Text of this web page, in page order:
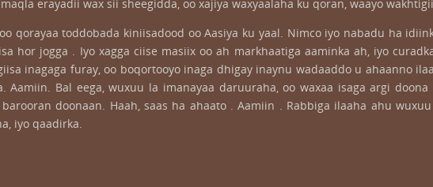
erayadii wax sii sheegidda, oo xajiya waxyaalaha ku qoran, waayo
qorayaa toddobada kiniisadood oo Aasiya ku yaal. Nimco iyo nabadu ha
hor jogga . Iyo xagga ciise masiix oo ah markhaatiga aaminka ah, iyo
inagaga furay, oo boqortooyo inaga dhigay inaynu wadaaddo u ahaanno
Bal eega, wuxuu la imanayaa daruuraha, oo waxaa isaga argi
doonaan. Haah, saas ha ahaato . Aamiin . Rabbiga ilaaha ahu
iyo qaadirka.